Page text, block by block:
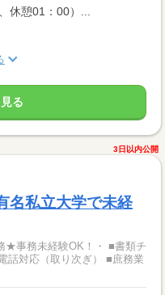
休憩01：00）...
る
3日以内公開
名私立大学で未経
★事務未経験OK！・ ■書類チ
話対応（取り次ぎ） ■庶務業